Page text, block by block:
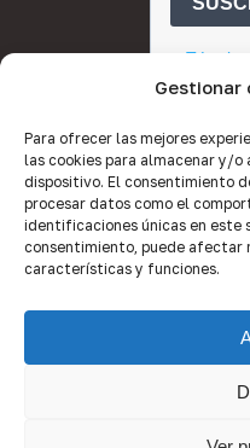
Gestionar
Para ofrecer las mejores
las cookies para almacenar y/
dispositivo. El consentimiento
procesar datos como el
identificaciones únicas en este
consentimiento, puede afectar
características y funciones.
© 2026 Quality Brokers